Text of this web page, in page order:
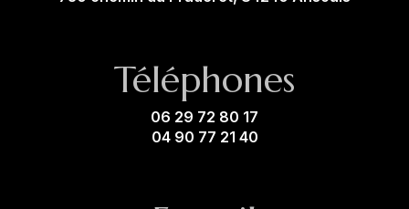
Téléphones
06 29 72 80 17
04 90 77 21 40